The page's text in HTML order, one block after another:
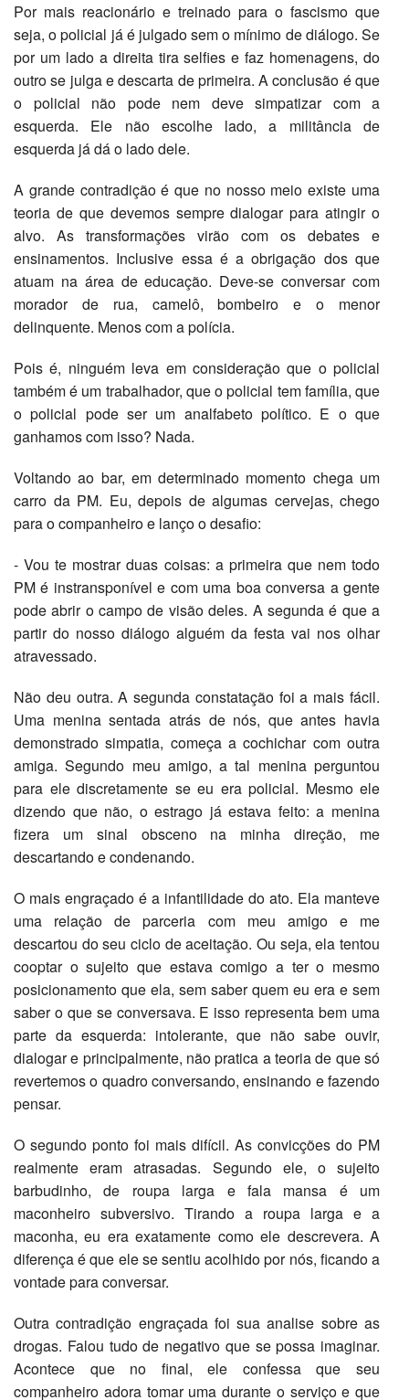
Por mais reacionário e treinado para o fascismo que
seja, o policial já é julgado sem o mínimo de diálogo. Se
por um lado a direita tira selfies e faz homenagens, do
outro se julga e descarta de primeira. A conclusão é que
o policial não pode nem deve simpatizar com a
esquerda. Ele não escolhe lado, a militância de
esquerda já dá o lado dele.
A grande contradição é que no nosso meio existe uma
teoria de que devemos sempre dialogar para atingir o
alvo. As transformações virão com os debates e
ensinamentos. Inclusive essa é a obrigação dos que
atuam na área de educação. Deve-se conversar com
morador de rua, camelô, bombeiro e o menor
delinquente. Menos com a polícia.
Pois é, ninguém leva em consideração que o policial
também é um trabalhador, que o policial tem família, que
o policial pode ser um analfabeto político. E o que
ganhamos com isso? Nada.
Voltando ao bar, em determinado momento chega um
carro da PM. Eu, depois de algumas cervejas, chego
para o companheiro e lanço o desafio:
- Vou te mostrar duas coisas: a primeira que nem todo
PM é instransponível e com uma boa conversa a gente
pode abrir o campo de visão deles. A segunda é que a
partir do nosso diálogo alguém da festa vai nos olhar
atravessado.
Não deu outra. A segunda constatação foi a mais fácil.
Uma menina sentada atrás de nós, que antes havia
demonstrado simpatia, começa a cochichar com outra
amiga. Segundo meu amigo, a tal menina perguntou
para ele discretamente se eu era policial. Mesmo ele
dizendo que não, o estrago já estava feito: a menina
fizera um sinal obsceno na minha direção, me
descartando e condenando.
O mais engraçado é a infantilidade do ato. Ela manteve
uma relação de parceria com meu amigo e me
descartou do seu ciclo de aceitação. Ou seja, ela tentou
cooptar o sujeito que estava comigo a ter o mesmo
posicionamento que ela, sem saber quem eu era e sem
saber o que se conversava. E isso representa bem uma
parte da esquerda: intolerante, que não sabe ouvir,
dialogar e principalmente, não pratica a teoria de que só
revertemos o quadro conversando, ensinando e fazendo
pensar.
O segundo ponto foi mais difícil. As convicções do PM
realmente eram atrasadas. Segundo ele, o sujeito
barbudinho, de roupa larga e fala mansa é um
maconheiro subversivo. Tirando a roupa larga e a
maconha, eu era exatamente como ele descrevera. A
diferença é que ele se sentiu acolhido por nós, ficando a
vontade para conversar.
Outra contradição engraçada foi sua analise sobre as
drogas. Falou tudo de negativo que se possa imaginar.
Acontece que no final, ele confessa que seu
companheiro adora tomar uma durante o serviço e que